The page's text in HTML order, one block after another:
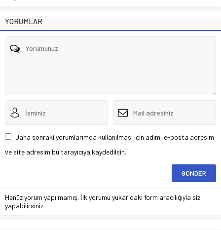
YORUMLAR
Daha sonraki yorumlarımda kullanılması için adım, e-posta adresim
ve site adresim bu tarayıcıya kaydedilsin.
Henüz yorum yapılmamış. İlk yorumu yukarıdaki form aracılığıyla siz
yapabilirsiniz.